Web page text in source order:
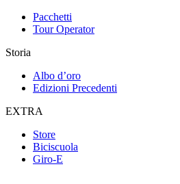
Pacchetti
Tour Operator
Storia
Albo d’oro
Edizioni Precedenti
EXTRA
Store
Biciscuola
Giro-E